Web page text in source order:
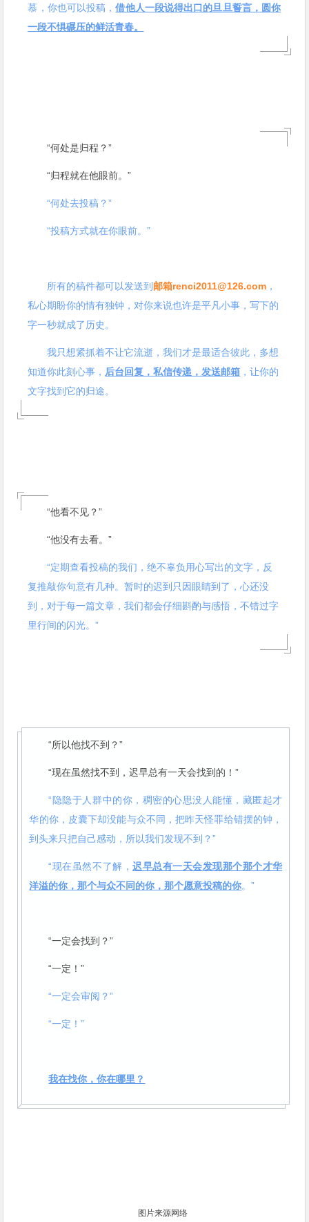
慕，你也可以投稿，借他人一段说得出口的旦旦誓言，圆你
一段不惧碾压的鲜活青春。
“何处是归程？”
“归程就在他眼前。”
“何处去投稿？”
“投稿方式就在你眼前。”
所有的稿件都可以发送到 邮箱renci2011@126.com ，
私心期盼你的情有独钟，对你来说也许是平凡小事，写下的
字一秒就成了历史 。
我只想紧抓着不让它流逝，我们才是最适合彼此，多想
知道你此刻心事， 后台回复，私信传递，发送邮箱 ，让你的
文字找到它的归途。
“他看不见？”
“他没有去看。”
“定期查看投稿的我们，绝不辜负用心写出的文字，反
复推敲你句意有几种。暂时的迟到只因眼睛到了，心还没
到，对于每一篇文章，我们都会仔细斟酌与感悟，不错过字
里行间的闪光。”
“所以他找不到？”
“现在虽然找不到，迟早总有一天会找到的！”
“隐隐于人群中的你，稠密的心思没人能懂，藏匿起才
华的你，皮囊下却没能与众不同，把昨天怪罪给错摆的钟，
到头来只把自己感动，所以我们发现不到？”
“现在虽然不了解，迟早总有一天会发现那个那个才华
洋溢的你，那个与众不同的你，那个愿意投稿的你。”
“一定会找到？”
“一定！”
“一定会审阅？”
“一定！”
我在找你，你在哪里？
图片来源网络